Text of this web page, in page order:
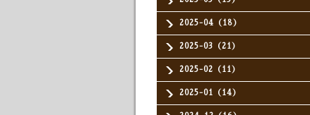
2025-04（18）
2025-03（21）
2025-02（11）
2025-01（14）